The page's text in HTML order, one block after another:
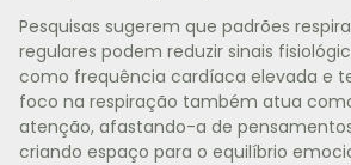
Pesquisas sugerem que padrões
regulares podem reduzir sinais
como frequência cardíaca elevada e
foco na respiração também atua
atenção, afastando-a de
criando espaço para o equilíbrio